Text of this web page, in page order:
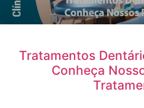
Tratamentos
Conheça